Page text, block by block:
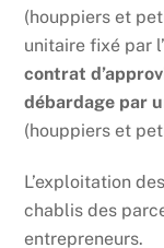
(houppiers et
unitaire fixé par
contrat
débardage par
(houppiers et
L’exploitation
chablis des
entrepreneurs.